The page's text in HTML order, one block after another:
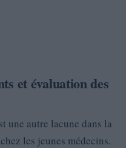
et évaluation des
une autre lacune dans la
les jeunes médecins.